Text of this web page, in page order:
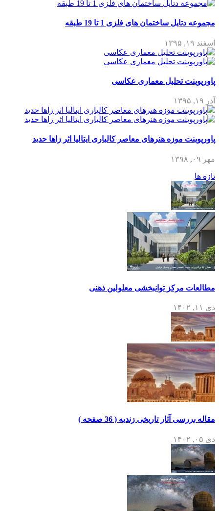
مجموعه دتایل ساختمان های فلزی 1 تا 19 طبقه
اسفند ۱۹, ۱۳۹۵
پاورپوینت تحلیل معماری عکاسی
آذر ۱۹, ۱۳۹۵
پاورپوینت موزه هنرهای معاصر کالیاری ایتالیا اثر زاها حدید
مهر ۰۹, ۱۳۹۸
تازه ها
مطالعات مرکز توانبخشی معلولین ذهنی
دی ۱۱, ۱۴۰۲
مقاله بررسی آثار تاریخی زندیه ( 36 صفحه )
دی ۰۵, ۱۴۰۲